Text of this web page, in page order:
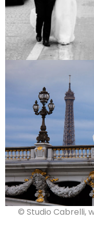
© Studio Cabrelli,